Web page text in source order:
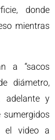
donde
mientras
a “sacos
diámetro,
adelante y
el video a